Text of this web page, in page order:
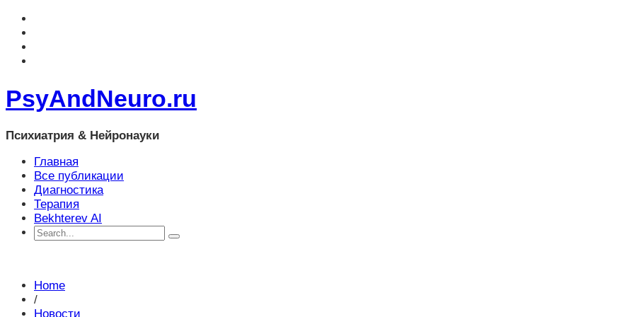
PsyAndNeuro.ru
Психиатрия & Нейронауки
Главная
Все публикации
Диагностика
Терапия
Bekhterev AI
Home
/
Новости